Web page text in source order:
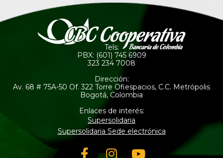
Tels:
PBX: (601) 745 6909
323 234 7008
Dirección:
Av. 68 # 75A-50 Of. 322 Torre Ofiespacios, C.C. Metrópolis
Bogotá, Colombia
Enlaces de interés:
Supersolidaria
Supersolidaria Sede electrónica
Facebook-
Instagram
Youtube